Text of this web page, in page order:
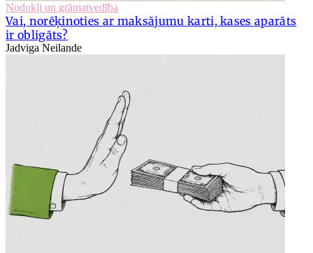
Nodokļi un grāmatvedība
Vai, norēķinoties ar maksājumu karti, kases aparāts
ir obligāts?
Jadviga Neilande